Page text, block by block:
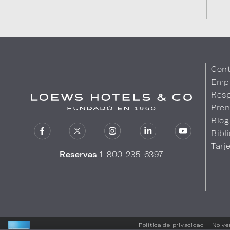
Reservas 1-800-235-6397
Blog
Política de privacidad No